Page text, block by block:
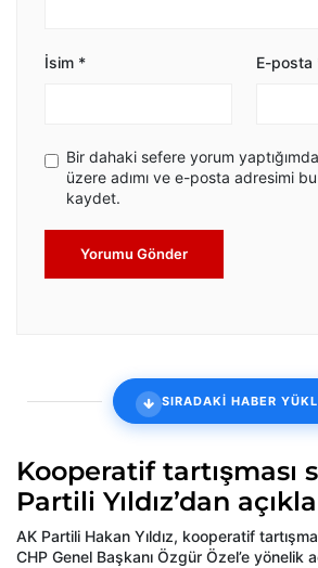
İsim * E-posta
Bir dahaki sefere yorum
üzere adımı ve e-posta adresimi bu
kaydet.
Yorumu Gönder
SIRADAKİ HABER
Kooperatif tartışması
Partili Yıldız’dan
AK Partili Hakan Yıldız, kooperatif
CHP Genel Başkanı Özgür Özel’e yönelik